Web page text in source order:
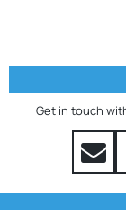
Get in touch